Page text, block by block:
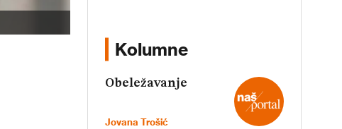
Kolumne
Obeležavanje
Jovana Trošić